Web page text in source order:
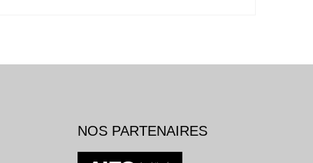
NOS PARTENAIRES